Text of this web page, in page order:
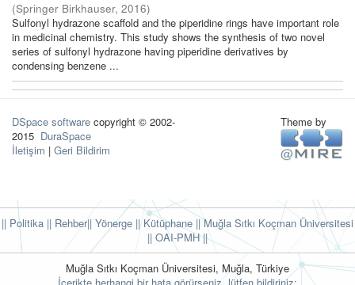
(Springer Birkhauser, 2016)
Sulfonyl hydrazone scaffold and the piperidine rings have important role
in medicinal chemistry. This study shows the synthesis of two novel
series of sulfonyl hydrazone having piperidine derivatives by
condensing benzene ...
DSpace software copyright © 2002-
2015 DuraSpace
İletişim | Geri Bildirim
Theme by
|| Politika || Rehber|| Yönerge || Kütüphane || Muğla Sıtkı Koçman Üniversitesi
|| OAI-PMH ||
Muğla Sıtkı Koçman Üniversitesi, Muğla, Türkiye